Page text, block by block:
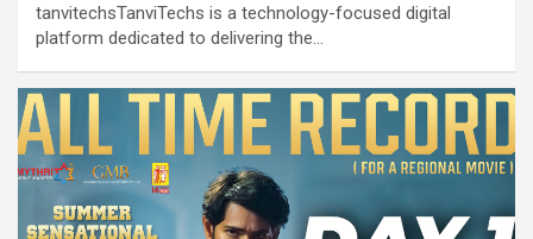
tanvitechsTanviTechs is a technology-focused digital
platform dedicated to delivering the…